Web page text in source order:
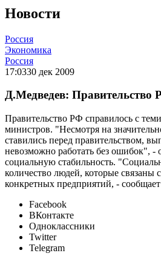
Новости
Россия
Экономика
Россия
17:0330 дек 2009
Д.Медведев: Правительство
Правительство РФ справилось с
министров. "Несмотря на
ставились перед правительством,
невозможно работать без ошибок", -
социальную стабильность.
количество людей, которые связаны
конкретных предприятий, - сообщает
Facebook
ВКонтакте
Одноклассники
Twitter
Telegram